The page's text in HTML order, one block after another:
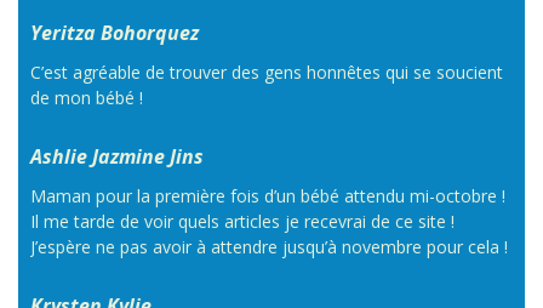
Yeritza Bohorquez
C’est agréable de trouver des gens honnêtes qui se soucient
de mon bébé !
Ashlie Jazmine Jins
Maman pour la première fois d’un bébé attendu mi-octobre !
Il me tarde de voir quels articles je recevrai de ce site !
J’espère ne pas avoir à attendre jusqu’à novembre pour cela !